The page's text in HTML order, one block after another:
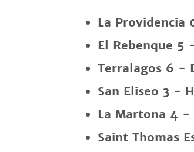
La Providencia
El Rebenque 5
Terralagos 6 -
San Eliseo 3 -
La Martona 4 -
Saint Thomas